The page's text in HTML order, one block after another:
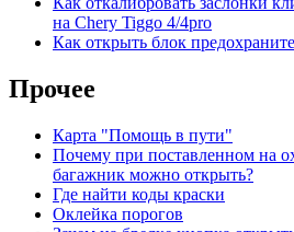
на Chery Tiggo 4/4pro
Как открыть блок
Прочее
Карта "Помощь в пути"
Почему при поставленном на
багажник можно открыть?
Где найти коды краски
Оклейка порогов